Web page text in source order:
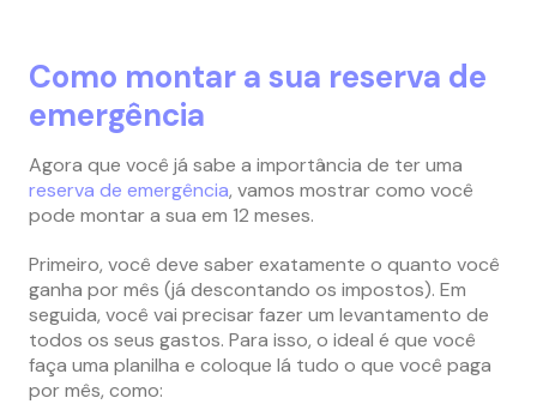
Como montar a sua reserva de
emergência
Agora que você já sabe a importância de ter uma
reserva de emergência, vamos mostrar como você
pode montar a sua em 12 meses.
Primeiro, você deve saber exatamente o quanto você
ganha por mês (já descontando os impostos). Em
seguida, você vai precisar fazer um levantamento de
todos os seus gastos. Para isso, o ideal é que você
faça uma planilha e coloque lá tudo o que você paga
por mês, como: